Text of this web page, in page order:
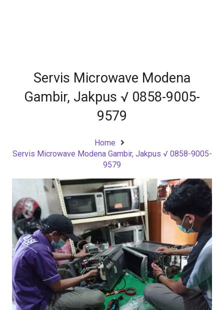
Servis Microwave Modena
Gambir, Jakpus √ 0858-9005-
9579
Home
Servis Microwave Modena Gambir, Jakpus √ 0858-9005-
9579